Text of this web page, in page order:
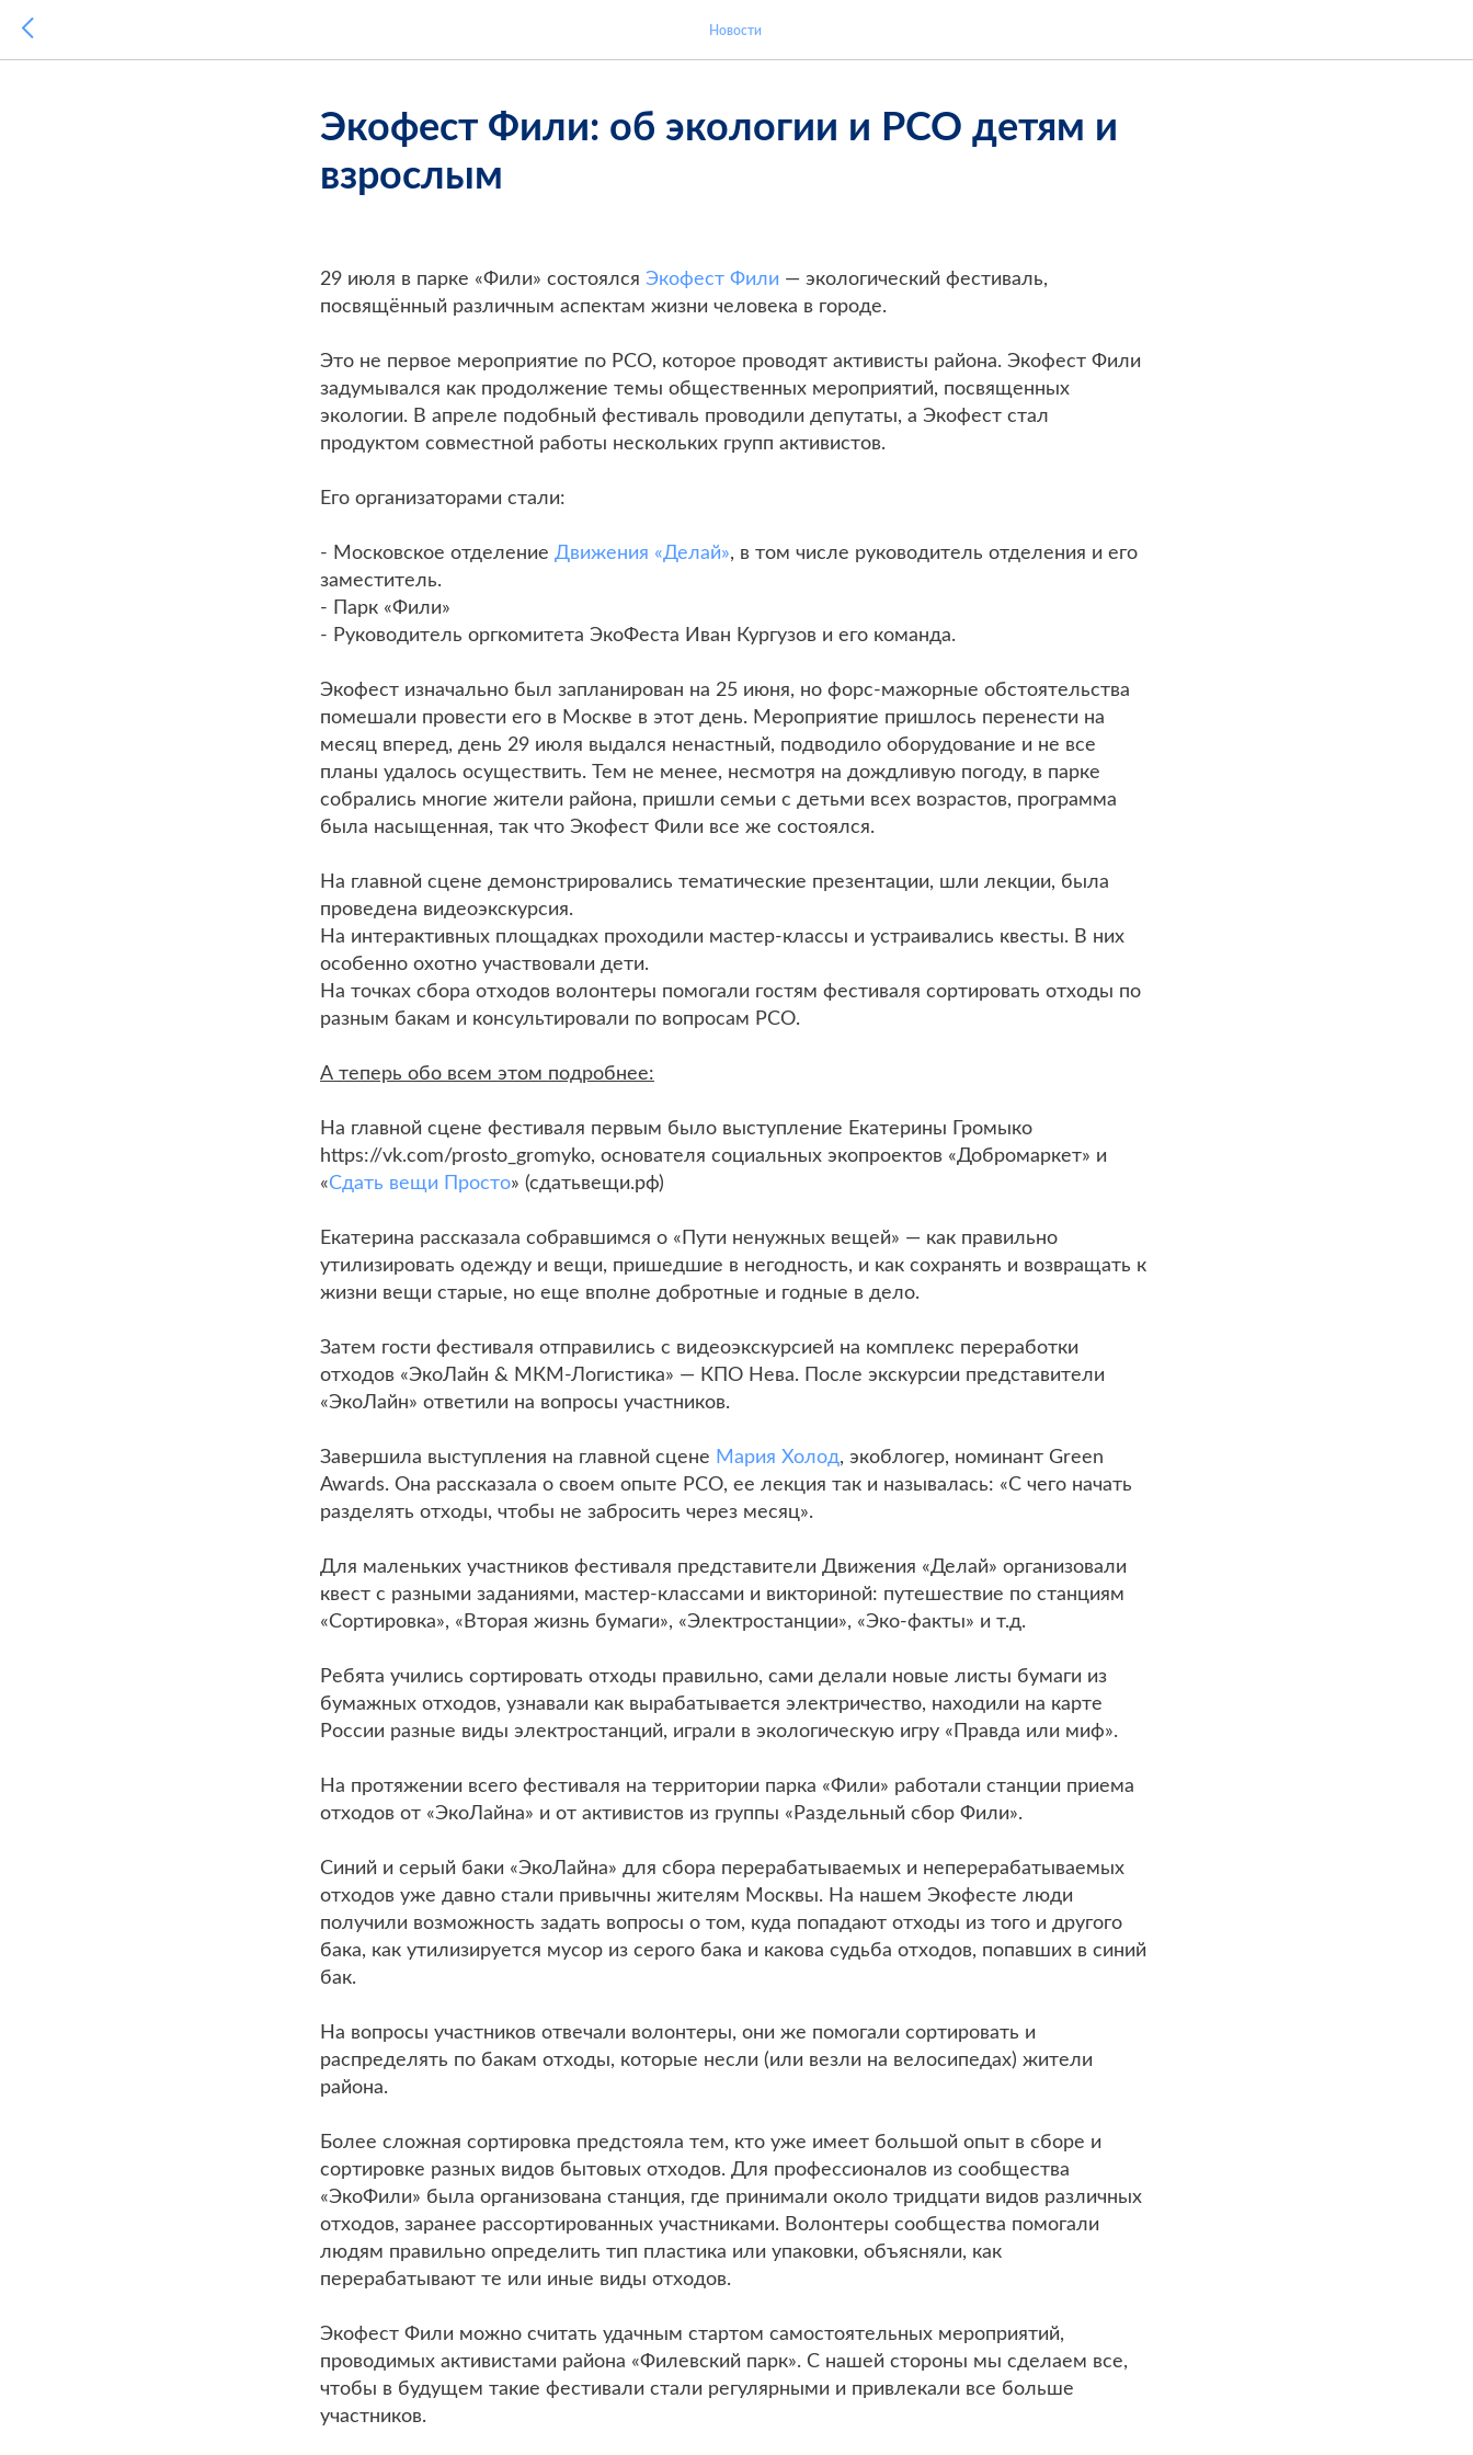
Новости
Экофест Фили: об экологии и РСО детям и
взрослым
29 июля в парке «Фили» состоялся Экофест Фили — экологический фестиваль,
посвящённый различным аспектам жизни человека в городе.
Это не первое мероприятие по РСО, которое проводят активисты района. Экофест Фили
задумывался как продолжение темы общественных мероприятий, посвященных
экологии. В апреле подобный фестиваль проводили депутаты, а Экофест стал
продуктом совместной работы нескольких групп активистов.
Его организаторами стали:
- Московское отделение Движения «Делай», в том числе руководитель отделения и его
заместитель.
- Парк «Фили»
- Руководитель оргкомитета ЭкоФеста Иван Кургузов и его команда.
Экофест изначально был запланирован на 25 июня, но форс-мажорные обстоятельства
помешали провести его в Москве в этот день. Мероприятие пришлось перенести на
месяц вперед, день 29 июля выдался ненастный, подводило оборудование и не все
планы удалось осуществить. Тем не менее, несмотря на дождливую погоду, в парке
собрались многие жители района, пришли семьи с детьми всех возрастов, программа
была насыщенная, так что Экофест Фили все же состоялся.
На главной сцене демонстрировались тематические презентации, шли лекции, была
проведена видеоэкскурсия.
На интерактивных площадках проходили мастер-классы и устраивались квесты. В них
особенно охотно участвовали дети.
На точках сбора отходов волонтеры помогали гостям фестиваля сортировать отходы по
разным бакам и консультировали по вопросам РСО.
А теперь обо всем этом подробнее:
На главной сцене фестиваля первым было выступление Екатерины Громыко
https://vk.com/prosto_gromyko, основателя социальных экопроектов «Добромаркет» и
«Сдать вещи Просто» (сдатьвещи.рф)
Екатерина рассказала собравшимся о «Пути ненужных вещей» — как правильно
утилизировать одежду и вещи, пришедшие в негодность, и как сохранять и возвращать к
жизни вещи старые, но еще вполне добротные и годные в дело.
Затем гости фестиваля отправились с видеоэкскурсией на комплекс переработки
отходов «ЭкоЛайн & МКМ-Логистика» — КПО Нева. После экскурсии представители
«ЭкоЛайн» ответили на вопросы участников.
Завершила выступления на главной сцене Мария Холод, экоблогер, номинант Green
Awards. Она рассказала о своем опыте РСО, ее лекция так и называлась: «С чего начать
разделять отходы, чтобы не забросить через месяц».
Для маленьких участников фестиваля представители Движения «Делай» организовали
квест с разными заданиями, мастер-классами и викториной: путешествие по станциям
«Сортировка», «Вторая жизнь бумаги», «Электростанции», «Эко-факты» и т.д.
Ребята учились сортировать отходы правильно, сами делали новые листы бумаги из
бумажных отходов, узнавали как вырабатывается электричество, находили на карте
России разные виды электростанций, играли в экологическую игру «Правда или миф».
На протяжении всего фестиваля на территории парка «Фили» работали станции приема
отходов от «ЭкоЛайна» и от активистов из группы «Раздельный сбор Фили».
Синий и серый баки «ЭкоЛайна» для сбора перерабатываемых и неперерабатываемых
отходов уже давно стали привычны жителям Москвы. На нашем Экофесте люди
получили возможность задать вопросы о том, куда попадают отходы из того и другого
бака, как утилизируется мусор из серого бака и какова судьба отходов, попавших в синий
бак.
На вопросы участников отвечали волонтеры, они же помогали сортировать и
распределять по бакам отходы, которые несли (или везли на велосипедах) жители
района.
Более сложная сортировка предстояла тем, кто уже имеет большой опыт в сборе и
сортировке разных видов бытовых отходов. Для профессионалов из сообщества
«ЭкоФили» была организована станция, где принимали около тридцати видов различных
отходов, заранее рассортированных участниками. Волонтеры сообщества помогали
людям правильно определить тип пластика или упаковки, объясняли, как
перерабатывают те или иные виды отходов.
Экофест Фили можно считать удачным стартом самостоятельных мероприятий,
проводимых активистами района «Филевский парк». С нашей стороны мы сделаем все,
чтобы в будущем такие фестивали стали регулярными и привлекали все больше
участников.